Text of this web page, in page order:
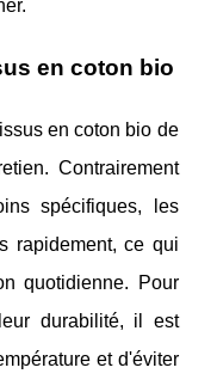
en coton bio
en coton bio de
Contrairement
spécifiques, les
rapidement, ce qui
quotidienne. Pour
durabilité, il est
et d'éviter